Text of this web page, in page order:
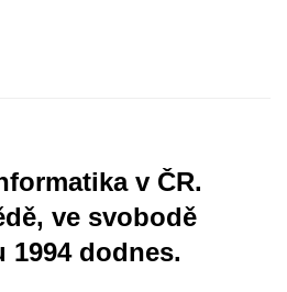
v ČR.
ve svobodě
1994 dodnes.